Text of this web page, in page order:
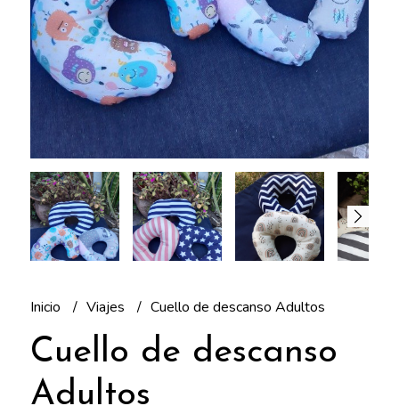
Inicio Viajes Cuello de descanso Adultos
Cuello de descanso
Adultos